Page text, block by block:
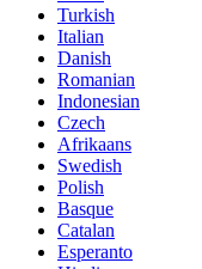
Turkish
Italian
Danish
Romanian
Indonesian
Czech
Afrikaans
Swedish
Polish
Basque
Catalan
Esperanto